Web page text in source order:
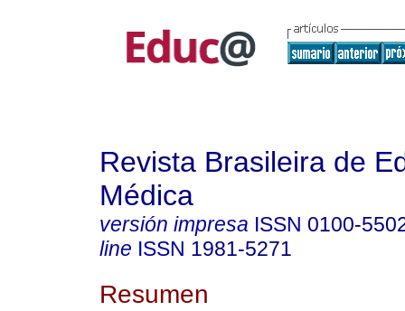
Revista Brasileira de
Médica
versión impresa ISSN 0100-
line ISSN 1981-5271
Resumen